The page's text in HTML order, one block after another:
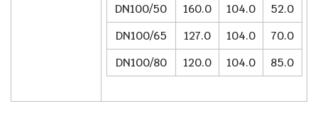
DN100/50
160.0 104.0
52.0
DN100/65
127.0 104.0
70.0
DN100/80
120.0 104.0 85.0